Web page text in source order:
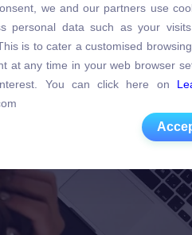
personal data such as your
is to cater a customised
at any time in your web browser
You can click here on
we and our partners use
personal data such as your
is to cater a customised
at any time in your web browser
You can click here on